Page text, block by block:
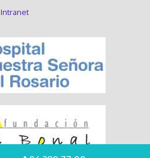
Intranet